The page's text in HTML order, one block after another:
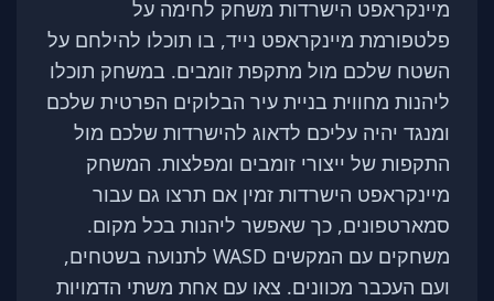
מיינקראפט הישרדות משחק לחימה על
פלטפורמת מיינקראפט נייד, בו תוכלו להילחם על
השטח שלכם מול מתקפת זומבים. במשחק תוכלו
ליהנות מחווית בניית עיר הבלוקים הפרטית שלכם
ומנגד יהיה עליכם לדאוג להישרדות שלכם מול
התקפות של ייצורי זומבים ומפלצות. המשחק
מיינקראפט הישרדות זמין אם תרצו גם עבור
סמארטפונים, כך שאפשר ליהנות בכל מקום.
משחקים עם המקשים WASD לתנועה בשטחים,
ועם העכבר מכוונים. צאו עם אחת משתי הדמויות